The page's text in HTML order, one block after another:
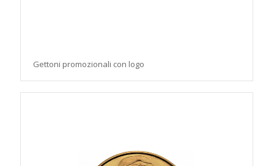
Gettoni promozionali con logo